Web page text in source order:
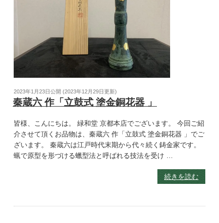
2023年1月23日公開 (2023年12月29日更新)
秦蔵六 作「立鼓式 塗金銅花器 」
皆様、こんにちは。 緑和堂 京都本店でございます。 今回ご紹
介させて頂くお品物は、秦蔵六 作「立鼓式 塗金銅花器 」でご
ざいます。 秦蔵六は江戸時代末期から代々続く鋳金家です。
蝋で原型を形づける蠟型法と呼ばれる技法を受け …
続きを読む